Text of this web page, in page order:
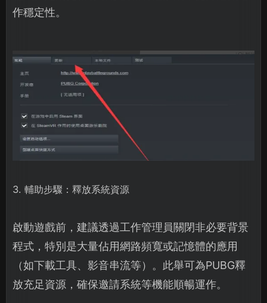
作穩定性。
3. 輔助步驟：釋放系統資源
啟動遊戲前，建議透過工作管理員關閉非必要背景
程式，特別是大量佔用網路頻寬或記憶體的應用
（如下載工具、影音串流等）。此舉可為PUBG釋
放充足資源，確保邀請系統等機能順暢運作。